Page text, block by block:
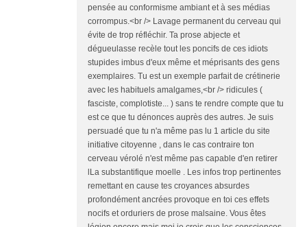
pensée au conformisme ambiant et à ses médias
corrompus.<br /> Lavage permanent du cerveau qui
évite de trop réfléchir. Ta prose abjecte et
dégueulasse recèle tout les poncifs de ces idiots
stupides imbus d'eux même et méprisants des gens
exemplaires. Tu est un exemple parfait de crétinerie
avec les habituels amalgames,<br /> ridicules (
fasciste, complotiste... ) sans te rendre compte que tu
est ce que tu dénonces auprès des autres. Je suis
persuadé que tu n'a même pas lu 1 article du site
initiative citoyenne , dans le cas contraire ton
cerveau vérolé n'est même pas capable d'en retirer
lLa substantifique moelle . Les infos trop pertinentes
remettant en cause tes croyances absurdes
profondément ancrées provoque en toi ces effets
nocifs et orduriers de prose malsaine. Vous êtes